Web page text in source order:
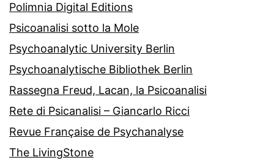
Polimnia Digital Editions
Psicoanalisi sotto la Mole
Psychoanalytic University Berlin
Psychoanalytische Bibliothek Berlin
Rassegna Freud, Lacan, la Psicoanalisi
Rete di Psicanalisi – Giancarlo Ricci
Revue Française de Psychanalyse
The LivingStone